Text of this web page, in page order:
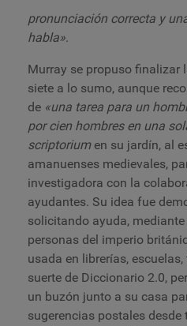
pronunciación correcta y
habla».
Murray se propuso finalizar
siete a lo sumo, aunque
de «una tarea para un
por cien hombres en una
scriptoriumen su jardín, al
amanuenses medievales,
investigadora con la
ayudantes. Su idea fue
solicitando ayuda,
personas del imperio
usada en librerías,
suerte de Diccionario 2.0,
un buzón junto a su casa
sugerencias postales desde